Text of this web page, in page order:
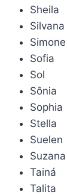
Sheila
Silvana
Simone
Sofia
Sol
Sônia
Sophia
Stella
Suelen
Suzana
Tainá
Talita